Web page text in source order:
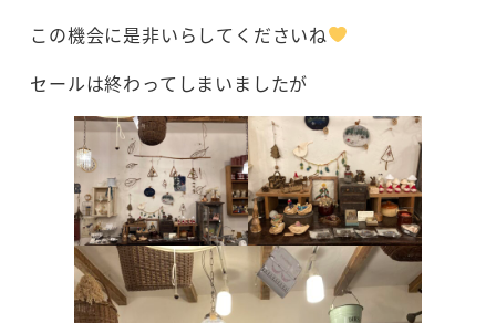
この機会に是非いらしてくださいね
セールは終わってしまいましたが